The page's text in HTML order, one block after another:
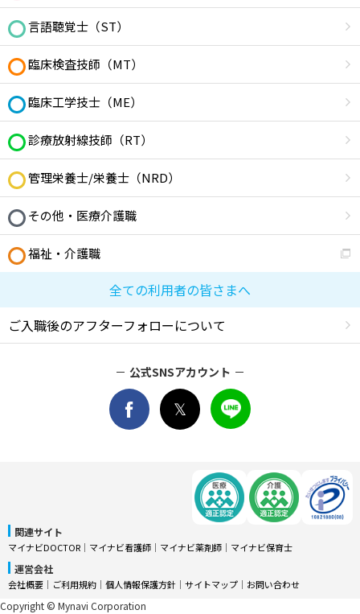
言語聴覚士（ST）
臨床検査技師（MT）
臨床工学技士（ME）
診療放射線技師（RT）
管理栄養士/栄養士（NRD）
その他・医療介護職
福祉・介護職
全ての利用者の皆さまへ
ご入職後のアフターフォローについて
公式SNSアカウント
関連サイト
マイナビDOCTOR │ マイナビ看護師 │ マイナビ薬剤師 │ マイナビ保育士
運営会社
会社概要 │ ご利用規約 │ 個人情報保護方針 │ サイトマップ │ お問い合わせ
Copyright © Mynavi Corporation